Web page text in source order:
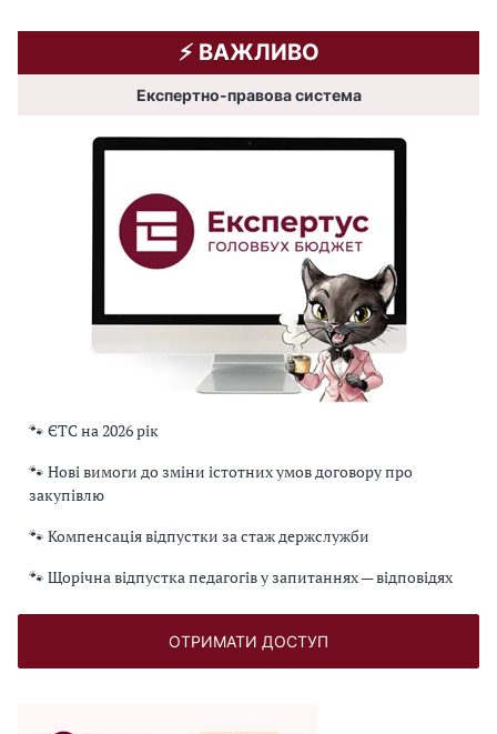
⚡️ ВАЖЛИВО
Експертно-правова система
🐾 ЄТС на 2026 рік
🐾 Нові вимоги до зміни істотних умов договору про
закупівлю
🐾 Компенсація відпустки за стаж держслужби
🐾 Щорічна відпустка педагогів у запитаннях — відповідях
ОТРИМАТИ ДОСТУП